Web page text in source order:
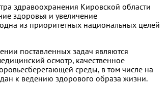
здравоохранения Кировской области
здоровья и увеличение
из приоритетных национальных целей
поставленных задач являются
осмотр, качественное
среды, в том числе на
к ведению здорового образа жизни.